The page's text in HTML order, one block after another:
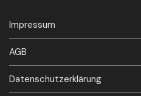
Impressum
AGB
Datenschutzerklärung